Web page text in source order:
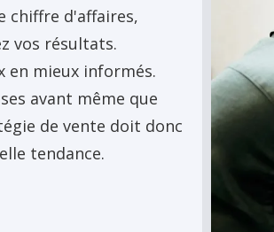
chiffre d'affaires,
vos résultats.
en mieux informés.
avant même que
de vente doit donc
tendance.